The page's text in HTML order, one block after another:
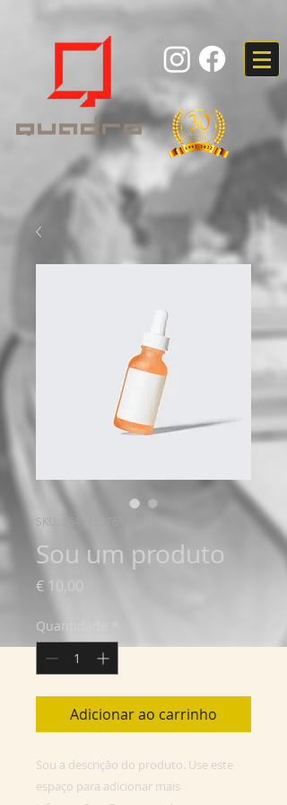
SKU: 364115376135191
Sou um produto
€ 10,00
Quantidade
Adicionar ao carrinho
Sou a descrição do produto. Use este
espaço para adicionar mais